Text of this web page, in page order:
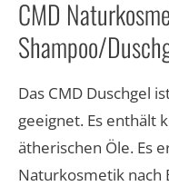
CMD
Shampoo/
Das CMD Duschgel
geeignet. Es enthält
ätherischen Öle. Es
Naturkosmetik nach